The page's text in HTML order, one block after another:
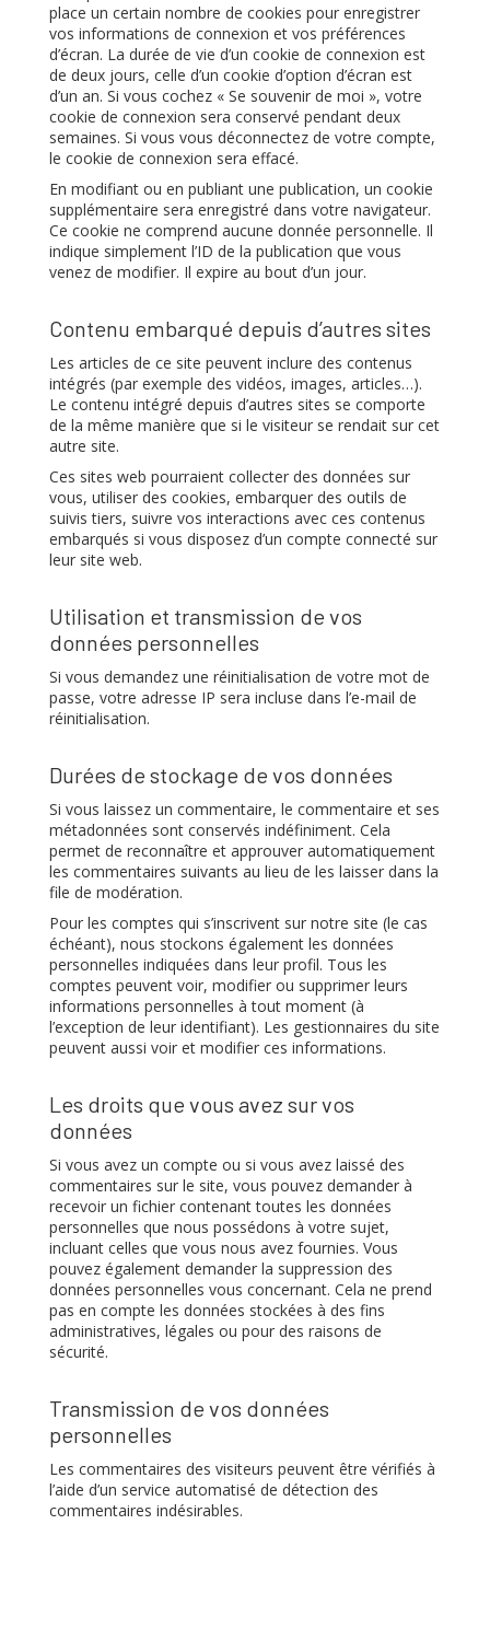
place un certain nombre de cookies pour enregistrer
vos informations de connexion et vos préférences
d’écran. La durée de vie d’un cookie de connexion est
de deux jours, celle d’un cookie d’option d’écran est
d’un an. Si vous cochez « Se souvenir de moi », votre
cookie de connexion sera conservé pendant deux
semaines. Si vous vous déconnectez de votre compte,
le cookie de connexion sera effacé.
En modifiant ou en publiant une publication, un cookie
supplémentaire sera enregistré dans votre navigateur.
Ce cookie ne comprend aucune donnée personnelle. Il
indique simplement l’ID de la publication que vous
venez de modifier. Il expire au bout d’un jour.
Contenu embarqué depuis d’autres sites
Les articles de ce site peuvent inclure des contenus
intégrés (par exemple des vidéos, images, articles…).
Le contenu intégré depuis d’autres sites se comporte
de la même manière que si le visiteur se rendait sur cet
autre site.
Ces sites web pourraient collecter des données sur
vous, utiliser des cookies, embarquer des outils de
suivis tiers, suivre vos interactions avec ces contenus
embarqués si vous disposez d’un compte connecté sur
leur site web.
Utilisation et transmission de vos
données personnelles
Si vous demandez une réinitialisation de votre mot de
passe, votre adresse IP sera incluse dans l’e-mail de
réinitialisation.
Durées de stockage de vos données
Si vous laissez un commentaire, le commentaire et ses
métadonnées sont conservés indéfiniment. Cela
permet de reconnaître et approuver automatiquement
les commentaires suivants au lieu de les laisser dans la
file de modération.
Pour les comptes qui s’inscrivent sur notre site (le cas
échéant), nous stockons également les données
personnelles indiquées dans leur profil. Tous les
comptes peuvent voir, modifier ou supprimer leurs
informations personnelles à tout moment (à
l’exception de leur identifiant). Les gestionnaires du site
peuvent aussi voir et modifier ces informations.
Les droits que vous avez sur vos
données
Si vous avez un compte ou si vous avez laissé des
commentaires sur le site, vous pouvez demander à
recevoir un fichier contenant toutes les données
personnelles que nous possédons à votre sujet,
incluant celles que vous nous avez fournies. Vous
pouvez également demander la suppression des
données personnelles vous concernant. Cela ne prend
pas en compte les données stockées à des fins
administratives, légales ou pour des raisons de
sécurité.
Transmission de vos données
personnelles
Les commentaires des visiteurs peuvent être vérifiés à
l’aide d’un service automatisé de détection des
commentaires indésirables.